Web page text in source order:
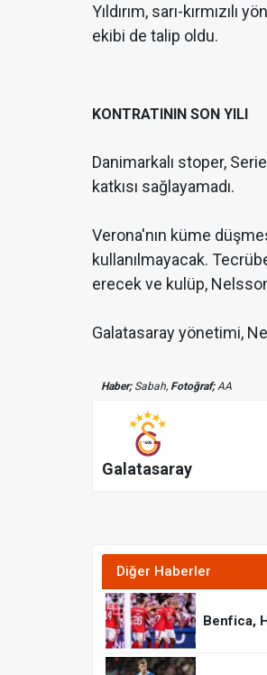
Yıldırım, sarı-
ekibi de talip oldu.
KONTRATININ SON YILI
Danimarkalı stoper,
katkısı sağlayamadı.
Verona'nın küme
kullanılmayacak.
erecek ve kulüp,
Galatasaray yönetimi,
Haber;Sabah, Fotoğraf;AA
Galatasaray
Diğer Haberler
Benfica,